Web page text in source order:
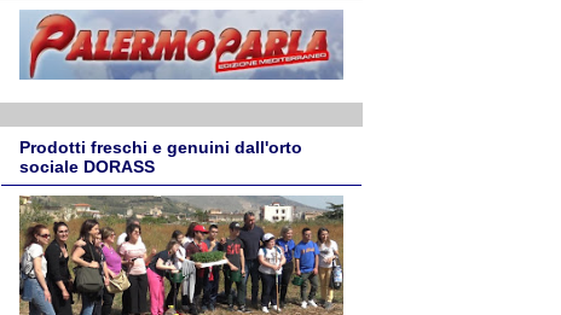
Prodotti freschi e genuini dall'orto
sociale DORASS